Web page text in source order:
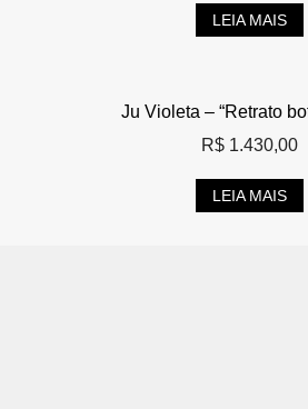
LEIA MAIS
Ju Violeta – “Retrato
R$1.430,00
LEIA MAIS